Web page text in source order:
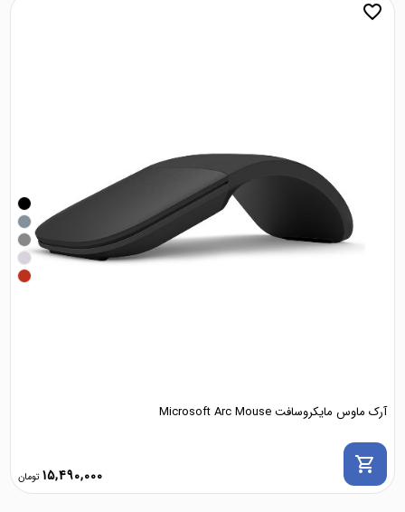
favorite_border
آرک ماوس مایکروسافت Microsoft Arc Mouse
15,490,000
shopping_cart